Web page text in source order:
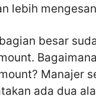
lebih
besar
Manajer
ada dua